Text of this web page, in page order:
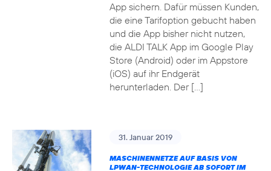
App sichern. Dafür müssen Kunden,
die eine Tarifoption gebucht haben
und die App bisher nicht nutzen,
die ALDI TALK App im Google Play
Store (Android) oder im Appstore
(iOS) auf ihr Endgerät
herunterladen. Der […]
31. Januar 2019
MASCHINENNETZE AUF BASIS VON
LPWAN-TECHNOLOGIE AB SOFORT IM